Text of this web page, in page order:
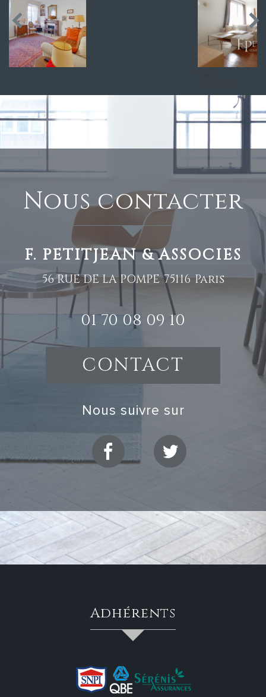
nous contacter
F. PETITJEAN & ASSOCIES
56 RUE DE LA POMPE 75116 Paris
01 70 08 09 10
CONTACT
nous suivre sur
adhérents